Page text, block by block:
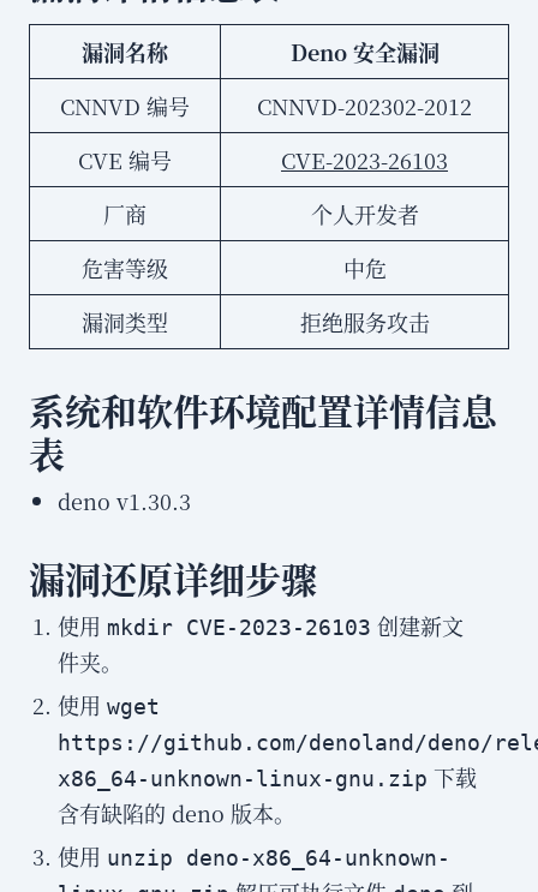
漏洞名称
Deno 安全漏洞
CNNVD 编号
CNNVD-202302-2012
CVE 编号
CVE-2023-26103
厂商
个人开发者
危害等级
中危
漏洞类型
拒绝服务攻击
系统和软件环境配置详情信息
表
deno v1.30.3
漏洞还原详细步骤
使用 mkdir CVE-2023-26103 创建新文
件夹。
使用 wget
https://github.com/denoland/deno/
x86_64-unknown-linux-gnu.zip 下载
含有缺陷的 deno 版本。
使用 unzip deno-x86_64-unknown-